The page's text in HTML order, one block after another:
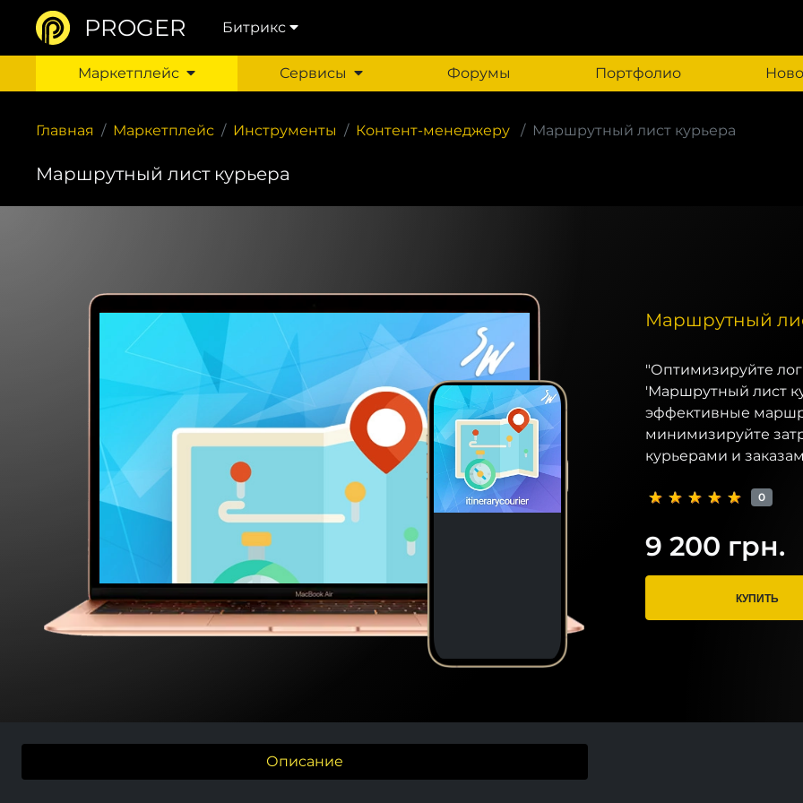
PROGER Битрикс
Маркетплейс Сервисы Форумы Портфолио
Главная Маркетплейс Инструменты Контент-менеджеру Маршрутный лист курьера
Маршрутный лист курьера
Маршрутный
"Оптимизируйте
'Маршрутный лист
эффективные
минимизируйте
курьерами и
0
9 200 грн.
КУПИТЬ
Описание